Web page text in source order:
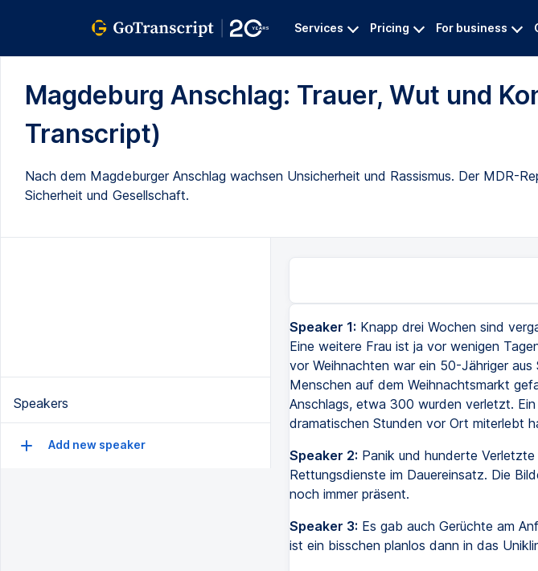
Services Pricing For business
Magdeburg Anschlag: Trauer, Wut und
Transcript)
Nach dem Magdeburger Anschlag wachsen Unsicherheit und Rassismus. Der MDR-
Sicherheit und Gesellschaft.
Speakers
Add new speaker
Speaker 1: Knapp drei Wochen sind
Eine weitere Frau ist ja vor wenigen
vor Weihnachten war ein 50-Jähriger
Menschen auf dem Weihnachtsmarkt
Anschlags, etwa 300 wurden verletzt.
dramatischen Stunden vor Ort miterlebt
Speaker 2: Panik und hunderte
Rettungsdienste im Dauereinsatz. Die
noch immer präsent.
Speaker 3: Es gab auch Gerüchte am
ist ein bisschen planlos dann in das